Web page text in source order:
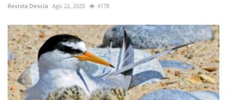
Revista Descla Ago 22, 2020 4178